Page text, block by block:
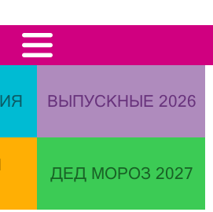
ВЫПУСКНЫЕ 2026
ДЕД МОРОЗ 2027